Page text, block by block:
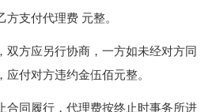
支付代理费 元整。
方应另行协商，一方如未经对方同
付对方违约金伍佰元整。
同履行，代理费按终止时事务所进